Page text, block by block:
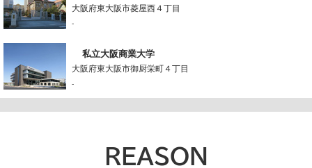
大阪府東大阪市菱屋西４丁目
-
私立大阪商業大学
大阪府東大阪市御厨栄町４丁目
-
REASON